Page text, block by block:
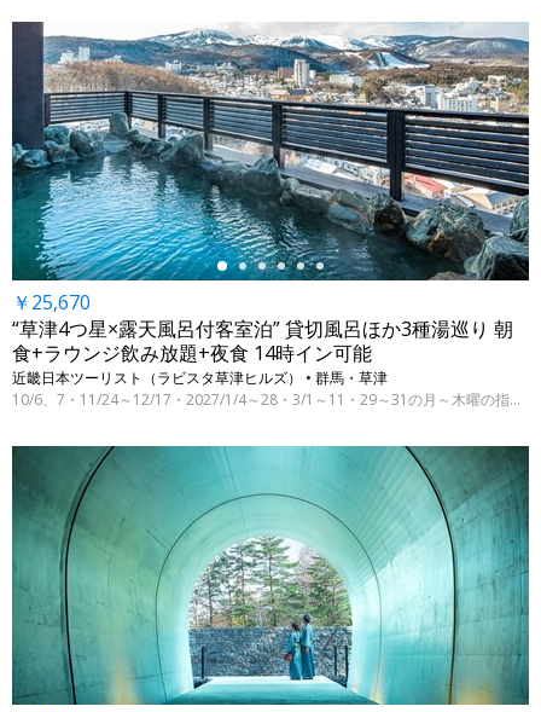
←
￥25,670
“草津4つ星×露天風呂付客室泊” 貸切風呂ほか3種湯巡り 朝
食+ラウンジ飲み放題+夜食 14時イン可能
近畿日本ツーリスト（ラビスタ草津ヒルズ） • 群馬・草津
10/6、7・11/24～12/17・2027/1/4～28・3/1～11・29～31の月～木曜の指定日